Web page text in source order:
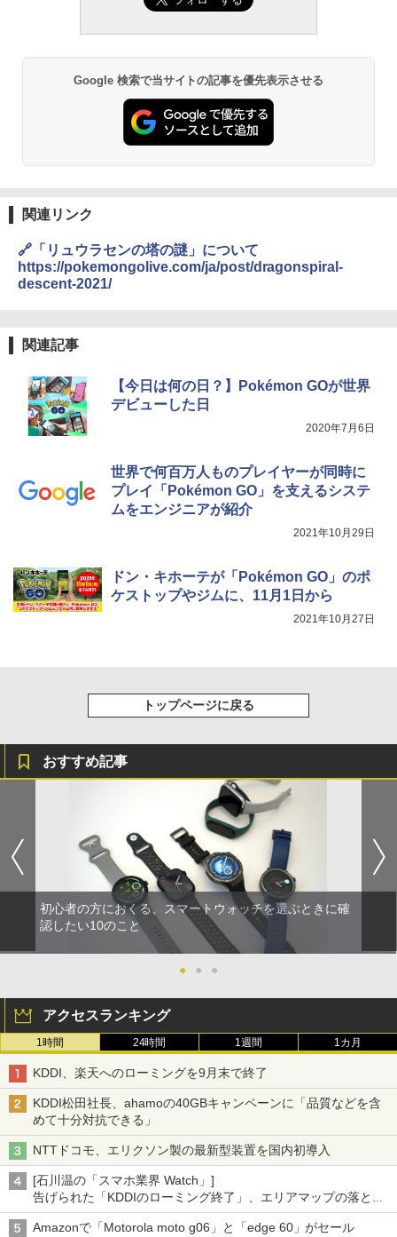
Google 検索で当サイトの記事を優先表示させる
関連リンク
🔗「リュウラセンの塔の謎」について
https://pokemongolive.com/ja/post/dragonspiral-
descent-2021/
関連記事
【今日は何の日？】Pokémon GOが世界
デビューした日
2020年7月6日
世界で何百万人ものプレイヤーが同時に
プレイ「Pokémon GO」を支えるシステ
ムをエンジニアが紹介
2021年10月29日
ドン・キホーテが「Pokémon GO」のポ
ケストップやジムに、11月1日から
2021年10月27日
トップページに戻る
おすすめ記事
初心者の方におくる、スマートウォッチを選ぶときに確
認したい10のこと
● ● ●
アクセスランキング
1時間 24時間 1週間 1カ月
KDDI、楽天へのローミングを9月末で終了
KDDI松田社長、ahamoの40GBキャンペーンに「品質などを含
めて十分対抗できる」
NTTドコモ、エリクソン製の最新型装置を国内初導入
[石川温の「スマホ業界 Watch」]
告げられた「KDDIのローミング終了」、エリアマップの落とし
穴と楽天モバイルの課題
Amazonで「Motorola moto g06」と「edge 60」がセール